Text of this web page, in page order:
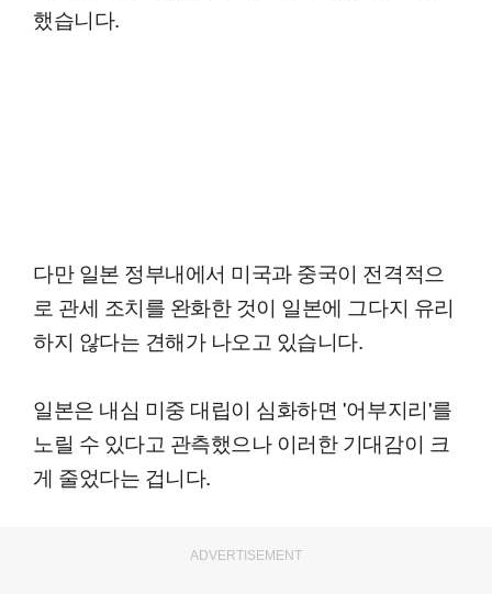
했습니다.
다만 일본 정부내에서 미국과 중국이 전격적으
로 관세 조치를 완화한 것이 일본에 그다지 유리
하지 않다는 견해가 나오고 있습니다.
일본은 내심 미중 대립이 심화하면 '어부지리'를
노릴 수 있다고 관측했으나 이러한 기대감이 크
게 줄었다는 겁니다.
ADVERTISEMENT